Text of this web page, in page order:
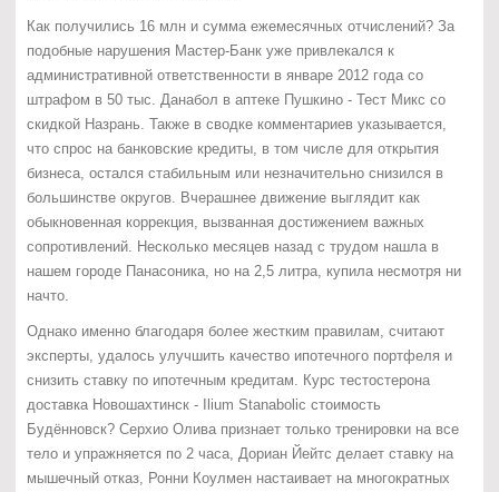
Как получились 16 млн и сумма ежемесячных отчислений? За
подобные нарушения Мастер-Банк уже привлекался к
административной ответственности в январе 2012 года со
штрафом в 50 тыс. Данабол в аптеке Пушкино - Тест Микс со
скидкой Назрань. Также в сводке комментариев указывается,
что спрос на банковские кредиты, в том числе для открытия
бизнеса, остался стабильным или незначительно снизился в
большинстве округов. Вчерашнее движение выглядит как
обыкновенная коррекция, вызванная достижением важных
сопротивлений. Несколько месяцев назад с трудом нашла в
нашем городе Панасоника, но на 2,5 литра, купила несмотря ни
начто.
Однако именно благодаря более жестким правилам, считают
эксперты, удалось улучшить качество ипотечного портфеля и
снизить ставку по ипотечным кредитам. Курс тестостерона
доставка Новошахтинск - Ilium Stanabolic стоимость
Будённовск? Серхио Олива признает только тренировки на все
тело и упражняется по 2 часа, Дориан Йейтс делает ставку на
мышечный отказ, Ронни Коулмен настаивает на многократных